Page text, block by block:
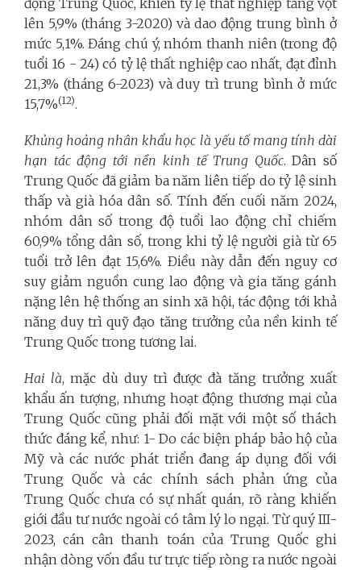
lên 5,9% (tháng 3-2020) và dao động trung bình ở
mức 5,1%. Đáng chú ý, nhóm thanh niên (trong độ
tuổi 16 - 24) có tỷ lệ thất nghiệp cao nhất, đạt đỉnh
21,3% (tháng 6-2023) và duy trì trung bình ở mức
15,7%(12).
Khủng hoảng nhân khẩu học là yếu tố mang tính dài
hạn tác động tới nền kinh tế Trung Quốc. Dân số
Trung Quốc đã giảm ba năm liên tiếp do tỷ lệ sinh
thấp và già hóa dân số. Tính đến cuối năm 2024,
nhóm dân số trong độ tuổi lao động chỉ chiếm
60,9% tổng dân số, trong khi tỷ lệ người già từ 65
tuổi trở lên đạt 15,6%. Điều này dẫn đến nguy cơ
suy giảm nguồn cung lao động và gia tăng gánh
nặng lên hệ thống an sinh xã hội, tác động tới khả
năng duy trì quỹ đạo tăng trưởng của nền kinh tế
Trung Quốc trong tương lai.
Hai là, mặc dù duy trì được đà tăng trưởng xuất
khẩu ấn tượng, nhưng hoạt động thương mại của
Trung Quốc cũng phải đối mặt với một số thách
thức đáng kể, như: 1- Do các biện pháp bảo hộ của
Mỹ và các nước phát triển đang áp dụng đối với
Trung Quốc và các chính sách phản ứng của
Trung Quốc chưa có sự nhất quán, rõ ràng khiến
giới đầu tư nước ngoài có tâm lý lo ngại. Từ quý III-
2023, cán cân thanh toán của Trung Quốc ghi
nhận dòng vốn đầu tư trực tiếp ròng ra nước ngoài